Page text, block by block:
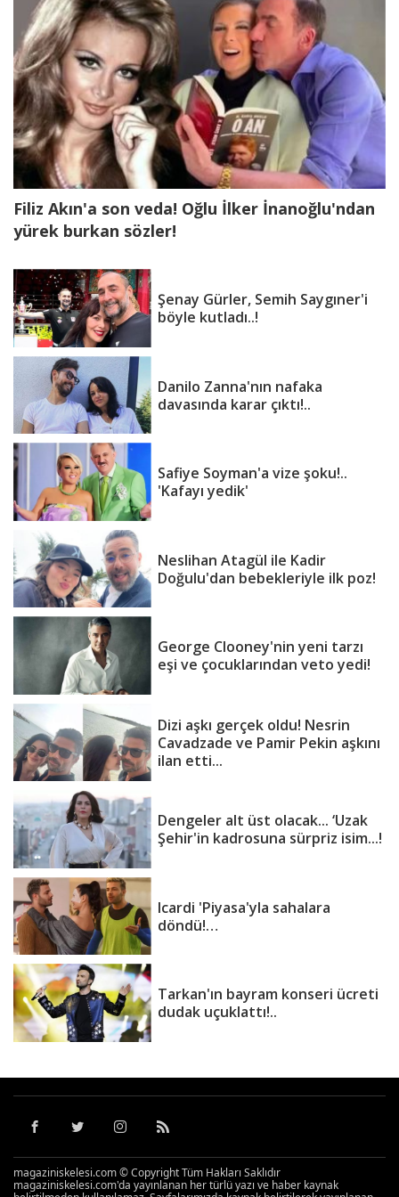
yaşında hayatını kaybetti...
Şenay Gürler, Semih Saygıner'i
böyle kutladı..!
Filiz Akın'a son veda! Oğlu İlker İnanoğlu'ndan
yürek burkan sözler!
Şenay Gürler, Semih Saygıner'i
böyle kutladı..!
Danilo Zanna'nın nafaka
davasında karar çıktı!..
Safiye Soyman'a vize şoku!..
'Kafayı yedik'
Neslihan Atagül ile Kadir
Doğulu'dan bebekleriyle ilk poz!
George Clooney'nin yeni tarzı
eşi ve çocuklarından veto yedi!
Dizi aşkı gerçek oldu! Nesrin
Cavadzade ve Pamir Pekin aşkını
ilan etti...
Dengeler alt üst olacak... ‘Uzak
Şehir'in kadrosuna sürpriz isim...!
Icardi 'Piyasa'yla sahalara
döndü!…
Tarkan'ın bayram konseri ücreti
dudak uçuklattı!..
magaziniskelesi.com © Copyright Tüm Hakları Saklıdır
magaziniskelesi.com'da yayınlanan her türlü yazı ve haber kaynak